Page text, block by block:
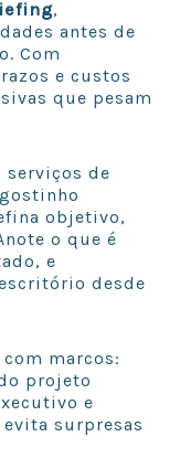
,
antes de
Com
e custos
que pesam
serviços de
objetivo,
o que é
e
desde
com marcos:
projeto
e
surpresas